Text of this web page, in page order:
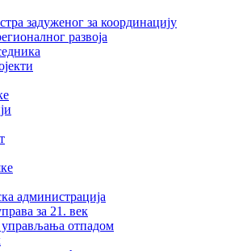
задуженог за координацију
развоја
администрација
за 21. век
отпадом